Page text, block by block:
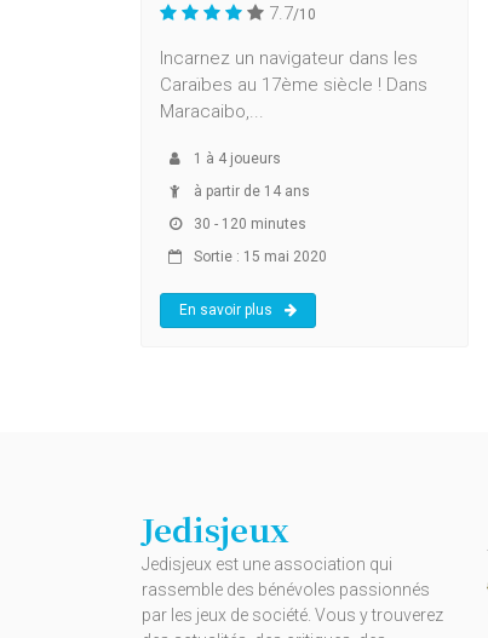
7.7/10
Incarnez un navigateur dans les
Caraïbes au 17ème siècle ! Dans
Maracaibo,...
1 à 4 joueurs
à partir de 14 ans
30 - 120 minutes
Sortie : 15 mai 2020
En savoir plus
Jedisjeux
Jedisjeux est une association qui
rassemble des bénévoles passionnés
par les jeux de société. Vous y trouverez